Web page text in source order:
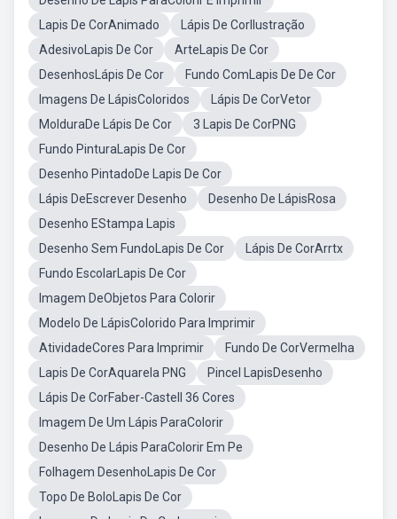
Lapis De CorAnimado
Lápis De CorIlustração
AdesivoLapis De Cor
ArteLapis De Cor
DesenhosLápis De Cor
Fundo ComLapis De De Cor
Imagens De LápisColoridos
Lápis De CorVetor
MolduraDe Lápis De Cor
3 Lapis De CorPNG
Fundo PinturaLapis De Cor
Desenho PintadoDe Lapis De Cor
Lápis DeEscrever Desenho
Desenho De LápisRosa
Desenho EStampa Lapis
Desenho Sem FundoLapis De Cor
Lápis De CorArrtx
Fundo EscolarLapis De Cor
Imagem DeObjetos Para Colorir
Modelo De LápisColorido Para Imprimir
AtividadeCores Para Imprimir
Fundo De CorVermelha
Lapis De CorAquarela PNG
Pincel LapisDesenho
Lápis De CorFaber-Castell 36 Cores
Imagem De Um Lápis ParaColorir
Desenho De Lápis ParaColorir Em Pe
Folhagem DesenhoLapis De Cor
Topo De BoloLapis De Cor